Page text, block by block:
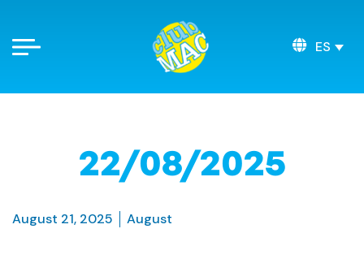
ES
22/08/2025
August 21, 2025 August